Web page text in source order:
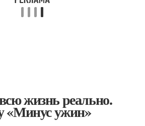
жизнь реально.
«Минус ужин»